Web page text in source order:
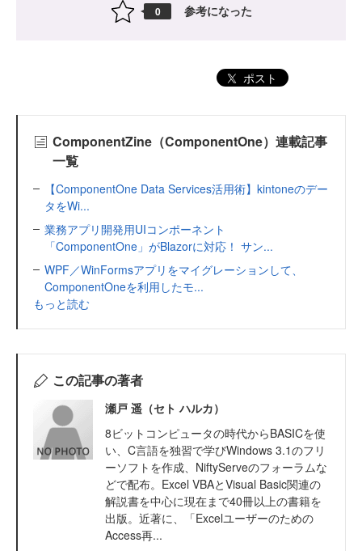
0 参考になった
ポスト
ComponentZine（ComponentOne）連載記事
一覧
【ComponentOne Data Services活用術】kintoneのデー
タをWi...
業務アプリ開発用UIコンポーネント
「ComponentOne」がBlazorに対応！ サン...
WPF／WinFormsアプリをマイグレーションして、
ComponentOneを利用したモ...
もっと読む
この記事の著者
瀬戸 遥（セト ハルカ）
8ビットコンピュータの時代からBASICを使
い、C言語を独習で学びWindows 3.1のフリ
ーソフトを作成、NiftyServeのフォーラムな
どで配布。Excel VBAとVisual Basic関連の
解説書を中心に現在まで40冊以上の書籍を
出版。近著に、「Excelユーザーのための
Access再...